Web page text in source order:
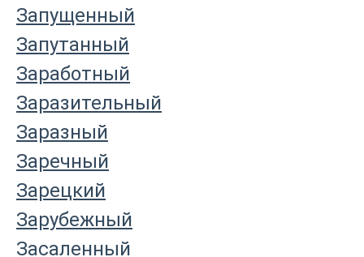
Запущенный
Запутанный
Заработный
Заразительный
Заразный
Заречный
Зарецкий
Зарубежный
Засаленный